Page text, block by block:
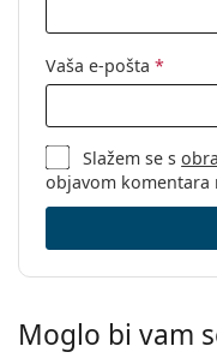
Vaša e-pošta *
Slažem se s
objavom komentara
Moglo bi vam